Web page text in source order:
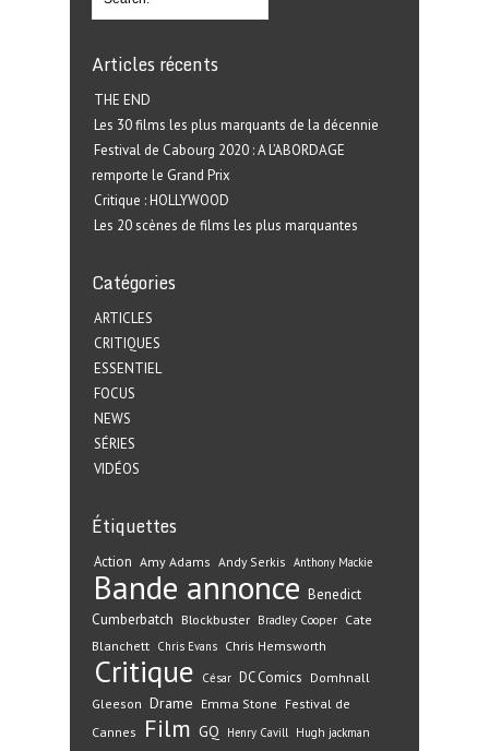
Articles récents
THE END
Les 30 films les plus marquants de la décennie
Festival de Cabourg 2020 : A L’ABORDAGE
remporte le Grand Prix
Critique : HOLLYWOOD
Les 20 scènes de films les plus marquantes
Catégories
ARTICLES
CRITIQUES
ESSENTIEL
FOCUS
NEWS
SÉRIES
VIDÉOS
Étiquettes
Action Amy Adams Andy Serkis Anthony Mackie
Bande annonce Benedict
Cumberbatch Blockbuster Bradley Cooper Cate
Blanchett Chris Evans Chris Hemsworth
Critique César DC Comics Domhnall
Gleeson Drame Emma Stone Festival de
Cannes
Film GQ Henry Cavill Hugh jackman